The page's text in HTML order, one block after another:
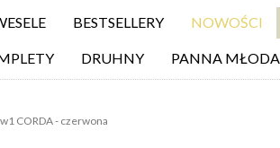
BESTSELLERY NOWOŚCI
DRUHNY PANNA MŁODA
CORDA - czerwona